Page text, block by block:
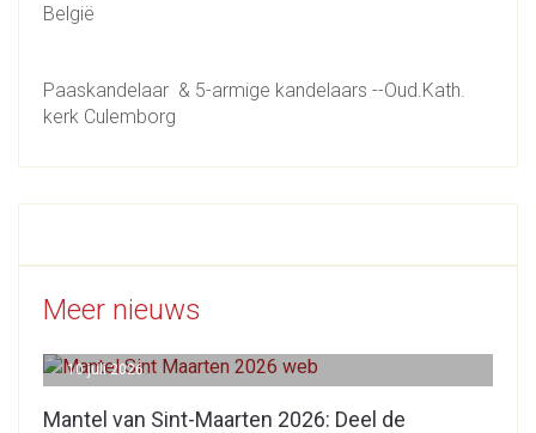
België
Paaskandelaar & 5-armige kandelaars --Oud.Kath.
kerk Culemborg
Meer nieuws
Mantel van Sint-Maarten 2026: Deel de
10 juli 2026